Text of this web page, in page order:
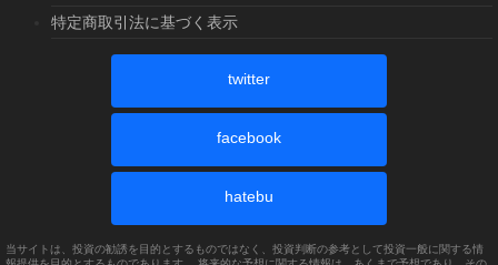
特定商取引法に基づく表示
twitter
facebook
hatebu
当サイトは、投資の勧誘を目的とするものではなく、投資判断の参考として投資一般に関する情